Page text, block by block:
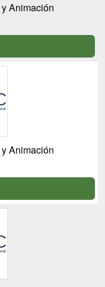
Animación
Animación